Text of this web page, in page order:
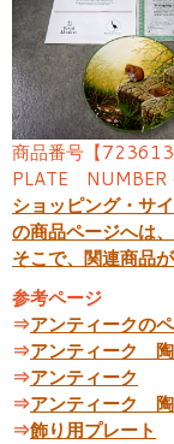
商品番号【
PLATE
ショッピング・サ
の商品ページへは
そこで、関連商品
参考ページ
⇒アンティークの
⇒アンティーク
⇒アンティーク
⇒アンティーク
⇒飾り用プレート